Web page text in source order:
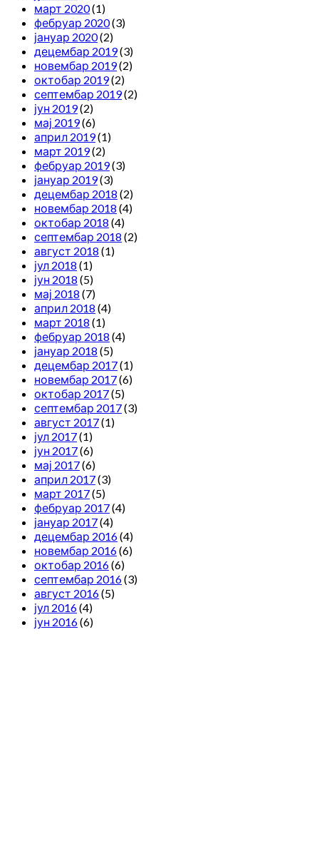
март 2020(1)
фебруар 2020(3)
јануар 2020(2)
децембар 2019(3)
новембар 2019(2)
октобар 2019(2)
септембар 2019(2)
јун 2019(2)
мај 2019(6)
април 2019(1)
март 2019(2)
фебруар 2019(3)
јануар 2019(3)
децембар 2018 (2)
новембар 2018 (4)
октобар 2018 (4)
септембар 2018 (2)
август 2018 (1)
јул 2018 (1)
јун 2018 (5)
мај 2018 (7)
април 2018 (4)
март 2018 (1)
фебруар 2018 (4)
јануар 2018 (5)
децембар 2017(1)
новембар 2017(6)
октобар 2017(5)
септембар 2017(3)
август 2017(1)
јул 2017(1)
јун 2017(6)
мај 2017(6)
април 2017(3)
март 2017(5)
фебруар 2017(4)
јануар 2017(4)
децембар 2016(4)
новембар 2016(6)
октобар 2016(6)
септембар 2016(3)
август 2016(5)
јул 2016(4)
јун 2016(6)